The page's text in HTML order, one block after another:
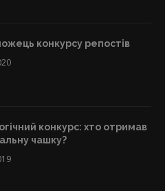
конкурсу репостів
конкурс: хто отримав
чашку?